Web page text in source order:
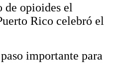
de opioides el
Rico celebró el
importante para